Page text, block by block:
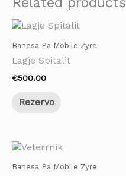
Banesa Pa Mobile Zyre
Lagje Spitalit
€500.00
Rezervo
Banesa Pa Mobile Zyre